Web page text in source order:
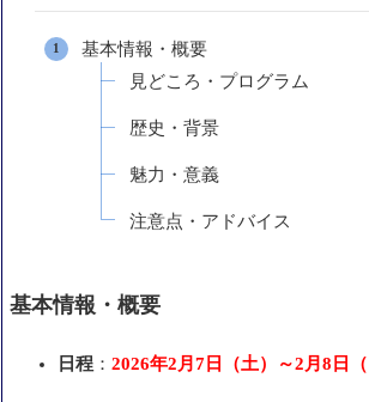
基本情報・概要
見どころ・プログラム
歴史・背景
魅力・意義
注意点・アドバイス
基本情報・概要
日程 ： 2026年2月7日（土）～2月8日（